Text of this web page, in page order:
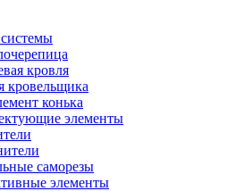
кровля
кровельщика
конька
элементы
саморезы
элементы